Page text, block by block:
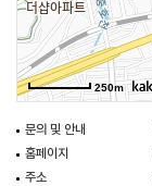
250m
문의 및 안내
홈페이지
주소